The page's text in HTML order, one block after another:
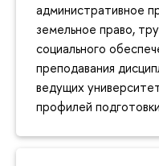
административное
земельное право,
социального
преподавания
ведущих
профилей